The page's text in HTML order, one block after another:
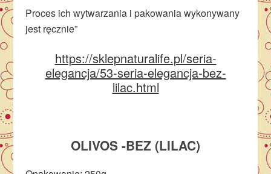
Proces ich wytwarzania i pakowania wykonywany
jest ręcznie”
https://sklepnaturalife.pl/seria-
elegancja/53-seria-elegancja-bez-
lilac.html
OLIVOS -BEZ (LILAC)